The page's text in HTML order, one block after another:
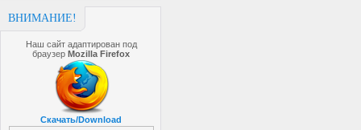
ВНИМАНИЕ!
Наш сайт адаптирован под
браузерMozilla Firefox
Скачать/Download